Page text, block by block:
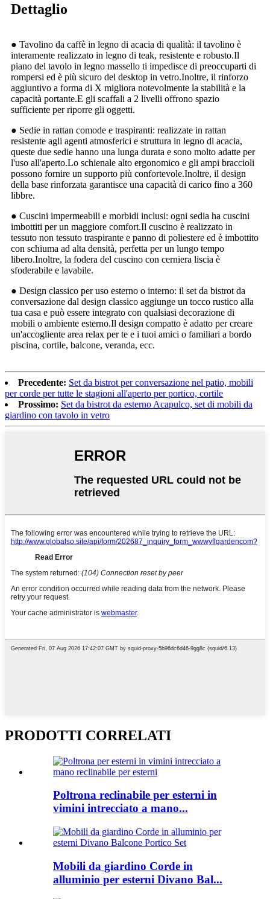
Dettaglio
● Tavolino da caffè in legno di acacia di qualità: il tavolino è
interamente realizzato in legno di teak, resistente e robusto.Il
piano del tavolo in legno massello ti impedisce di preoccuparti di
rompersi ed è più sicuro del desktop in vetro.Inoltre, il rinforzo
aggiuntivo a forma di X migliora notevolmente la stabilità e la
capacità portante.E gli scaffali a 2 livelli offrono spazio
sufficiente per riporre gli oggetti.
● Sedie in rattan comode e traspiranti: realizzate in rattan
resistente agli agenti atmosferici e struttura in legno di acacia,
queste due sedie hanno una lunga durata e sono molto adatte per
l'uso all'aperto.Lo schienale alto ergonomico e gli ampi braccioli
possono fornire un supporto più confortevole.Inoltre, il design
della base rinforzata garantisce una capacità di carico fino a 360
libbre.
● Cuscini impermeabili e morbidi inclusi: ogni sedia ha cuscini
imbottiti per un maggiore comfort.Il cuscino è realizzato in
tessuto non tessuto traspirante e panno di poliestere ed è imbottito
con schiuma ad alta densità, perfetta per un lungo tempo
libero.Inoltre, la fodera del cuscino con cerniera liscia è
sfoderabile e lavabile.
● Design classico per uso esterno o interno: il set da bistrot da
conversazione dal design classico aggiunge un tocco rustico alla
tua casa e può essere integrato con qualsiasi decorazione di
mobili o ambiente esterno.Il design compatto è adatto per creare
un'accogliente area relax per te e i tuoi amici o familiari a bordo
piscina, cortile, balcone, veranda, ecc.
Precedente: Set da bistrot per conversazione nel patio, mobili
per corde per tutte le stagioni all'aperto per portico, cortile
Prossimo: Set da bistrot da esterno Acapulco, set di mobili da
giardino con tavolo in vetro
PRODOTTI CORRELATI
Poltrona reclinabile per esterni in
vimini intrecciato a mano...
Mobili da giardino Corde in
alluminio per esterni Divano Bal...